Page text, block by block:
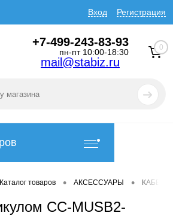
Вход Регистрация
+7-499-243-83-93
пн-пт 10:00-18:30
mail@stabiz.ru
0
Каталог товаров • АКСЕССУАРЫ •
CC-MUSB2-